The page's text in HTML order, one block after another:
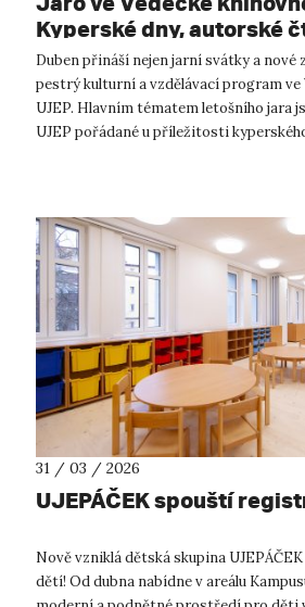
Kyperské dny, autorské
workshopy
Duben přináší nejen jarní svátky a nové
pestrý kulturní a vzdělávací program ve
UJEP. Hlavním tématem letošního jara
UJEP pořádané u příležitosti
31 / 03 / 2026
UJEPÁČEK spouští
Nově vzniklá dětská skupina
dětí! Od dubna nabídne v areálu